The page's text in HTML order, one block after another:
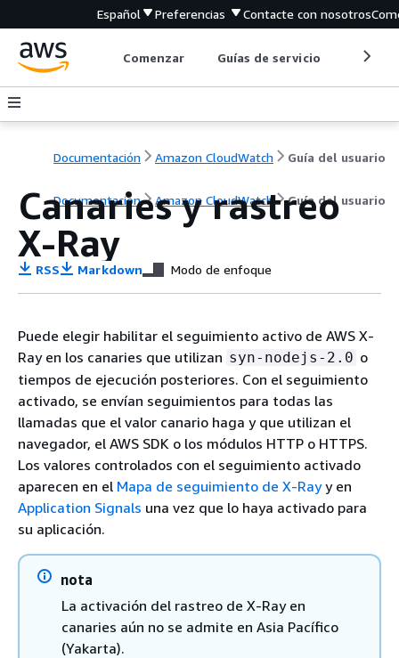
Español Preferencias Contacte con nosotros
Comenzar Guías de servicio
Documentación Amazon CloudWatch Guía del usuario
Documentación Amazon CloudWatch Guía del usuario
Canaries y rastreo
X-Ray
RSS Markdown Modo de enfoque
Puede elegir habilitar el seguimiento activo de AWS X-
Ray en los canaries que utilizan syn-nodejs-2.0 o
tiempos de ejecución posteriores. Con el seguimiento
activado, se envían seguimientos para todas las
llamadas que el valor canario haga y que utilizan el
navegador, el AWS SDK o los módulos HTTP o HTTPS.
Los valores controlados con el seguimiento activado
aparecen en el Mapa de seguimiento de X-Rayy en
Application Signals una vez que lo haya activado para
su aplicación.
nota
La activación del rastreo de X-Ray en
canaries aún no se admite en Asia Pacífico
(Yakarta).